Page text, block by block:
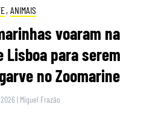
, ANIMAIS
voaram na
Lisboa para serem
no Zoomarine
| Miguel Frazão